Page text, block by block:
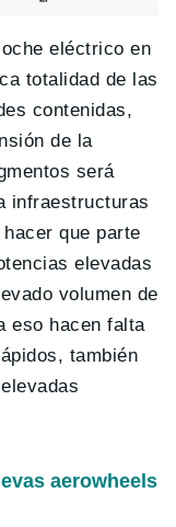
eléctrico en
totalidad de las
contenidas,
de la
será
infraestructuras
que parte
elevadas
volumen de
eso hacen falta
también
aerowheels